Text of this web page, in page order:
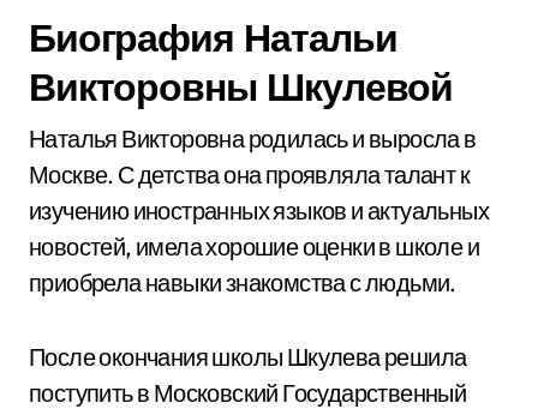
Биография Натальи
Викторовны Шкулевой
Наталья Викторовна родилась и выросла в
Москве. С детства она проявляла талант к
изучению иностранных языков и актуальных
новостей, имела хорошие оценки в школе и
приобрела навыки знакомства с людьми.
После окончания школы Шкулева решила
поступить в Московский Государственный